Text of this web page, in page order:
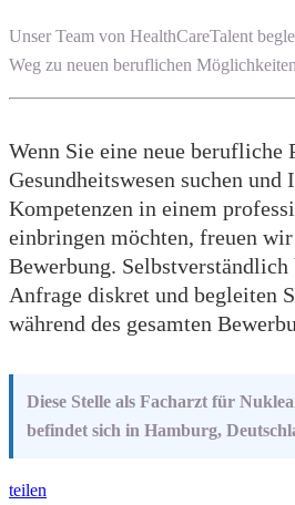
Unser Team von HealthCareTalent
Weg zu neuen beruflichen
Wenn Sie eine neue berufliche
Gesundheitswesen suchen und
Kompetenzen in einem
einbringen möchten, freuen
Bewerbung.
Anfrage diskret und begleiten
während des gesamten
Diese Stelle als Facharzt für
befindet sich in Hamburg,
teilen